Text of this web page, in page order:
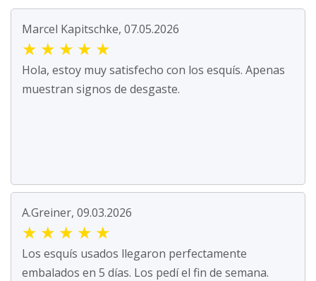
Marcel Kapitschke, 07.05.2026
★ ★ ★ ★ ★
Hola, estoy muy satisfecho con los esquís. Apenas
muestran signos de desgaste.
A.Greiner, 09.03.2026
★ ★ ★ ★ ★
Los esquís usados llegaron perfectamente
embalados en 5 días. Los pedí el fin de semana.